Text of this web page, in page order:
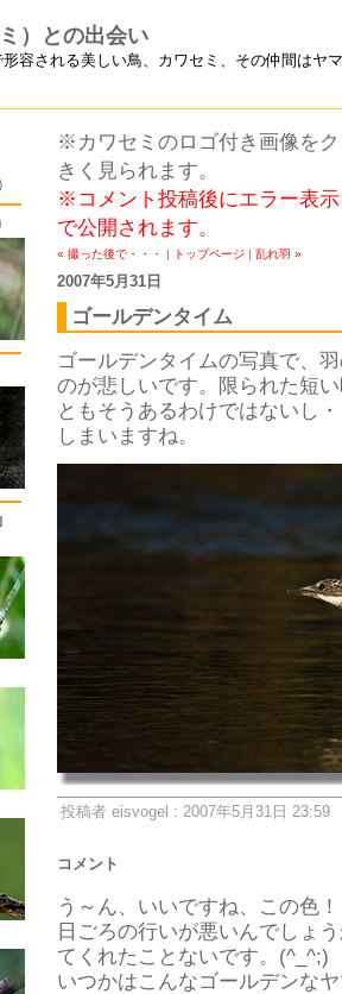
）との出会い
形容される美しい鳥、カワセミ、その仲間は
※カワセミのロゴ付き画像を
きく見られます。
※コメント投稿後にエラー表
で公開されます。
« 撮った後で・・・ | トップページ | 乱れ羽 »
2007年5月31日
ゴールデンタイム
ゴールデンタイムの写真で、
のが悲しいです。限られた短
ともそうあるわけではないし
しまいますね。
投稿者 eisvogel : 2007年5月31日 23:59
コメント
う～ん、いいですね、この色
日ごろの行いが悪いんでしょ
てくれたことないです。(^_^;)
いつかはこんなゴールデンな